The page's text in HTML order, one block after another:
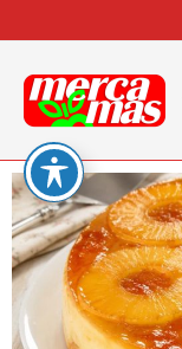
al
contenido